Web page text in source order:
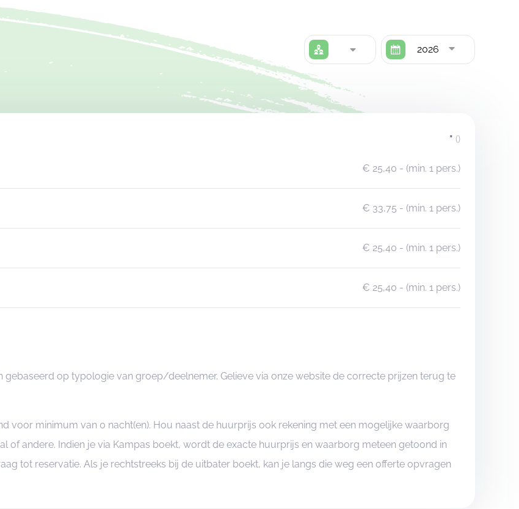
2026
* ()
€ 25,40 - (min. 1 pers.)
€ 33,75 - (min. 1 pers.)
€ 25,40 - (min. 1 pers.)
€ 25,40 - (min. 1 pers.)
gebaseerd op typologie van groep/deelnemer. Gelieve via onze website de correcte prijzen terug te
voor minimum van 0 nacht(en). Hou naast de huurprijs ook rekening met een mogelijke waarborg
of andere. Indien je via Kampas boekt, wordt de exacte huurprijs en waarborg meteen getoond in
tot reservatie. Als je rechtstreeks bij de uitbater boekt, kan je langs die weg een offerte opvragen